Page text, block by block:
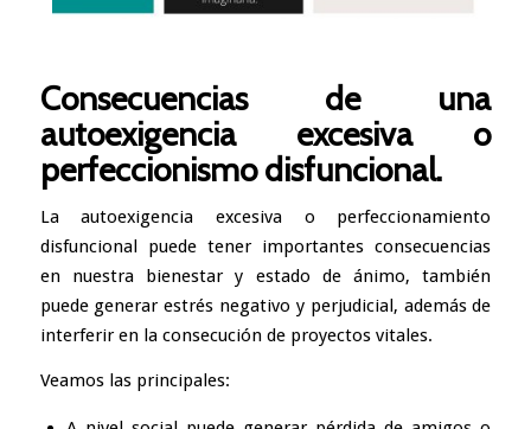
Consecuencias de una
autoexigencia excesiva o
perfeccionismo disfuncional.
La autoexigencia excesiva o perfeccionamiento
disfuncional puede tener importantes consecuencias
en nuestra bienestar y estado de ánimo, también
puede generar estrés negativo y perjudicial, además de
interferir en la consecución de proyectosvitales.
Veamos las principales: